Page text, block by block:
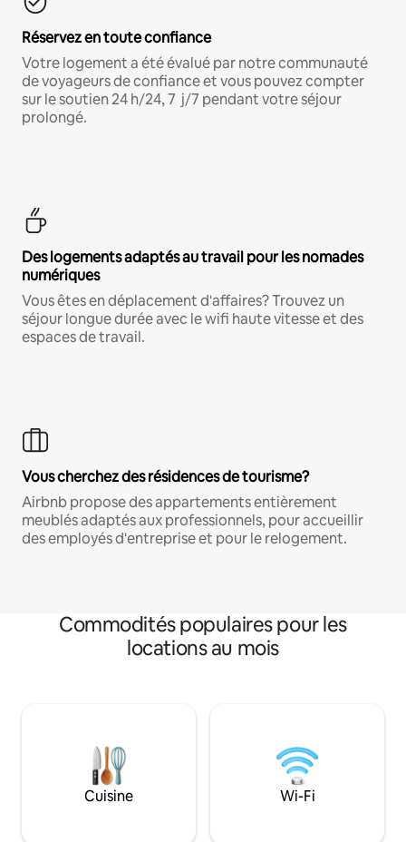
Réservez en toute confiance
Votre logement a été évalué par notre communauté
de voyageurs de confiance et vous pouvez compter
sur le soutien 24 h/24, 7 j/7 pendant votre séjour
prolongé.
Des logements adaptés au travail pour les nomades
numériques
Vous êtes en déplacement d'affaires? Trouvez un
séjour longue durée avec le wifi haute vitesse et des
espaces de travail.
Vous cherchez des résidences de tourisme?
Airbnb propose des appartements entièrement
meublés adaptés aux professionnels, pour accueillir
des employés d'entreprise et pour le relogement.
Commodités populaires pour les
locations au mois
Cuisine Wi-Fi